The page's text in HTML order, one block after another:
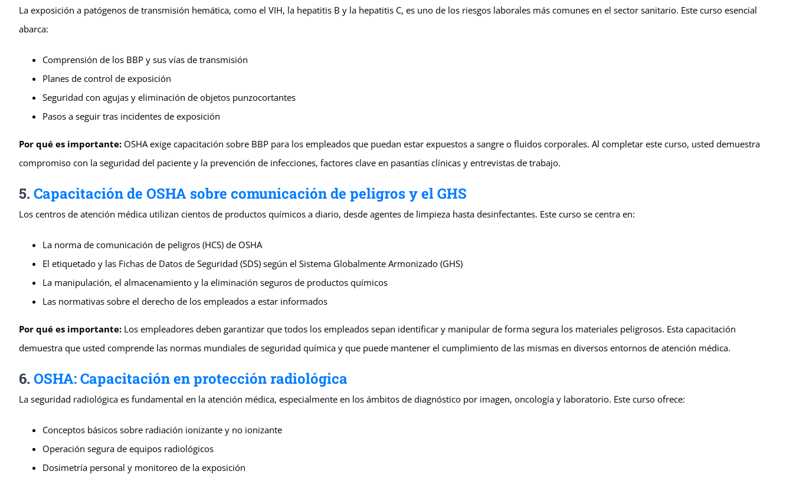
La exposición a patógenos de transmisión hemática, como el VIH, la hepatitis B y la hepatitis C, es uno de los riesgos laborales más comunes en el sector sanitario. Este curso esencial
abarca:
Comprensión de los BBP y sus vías de transmisión
Planes de control de exposición
Seguridad con agujas y eliminación de objetos punzocortantes
Pasos a seguir tras incidentes de exposición
Por qué es importante:OSHA exige capacitación sobre BBP para los empleados que puedan estar expuestos a sangre o fluidos corporales. Al completar este curso, usted demuestra
compromiso con la seguridad del paciente y la prevención de infecciones, factores clave en pasantías clínicas y entrevistas de trabajo.
5. Capacitación de OSHA sobre comunicación de peligros y el GHS
Los centros de atención médica utilizan cientos de productos químicos a diario, desde agentes de limpieza hasta desinfectantes. Este curso se centra en:
La norma de comunicación de peligros (HCS) de OSHA
El etiquetado y las Fichas de Datos de Seguridad (SDS) según el Sistema Globalmente Armonizado (GHS)
La manipulación, el almacenamiento y la eliminación seguros de productos químicos
Las normativas sobre el derecho de los empleados a estar informados
Por qué es importante:Los empleadores deben garantizar que todos los empleados sepan identificar y manipular de forma segura los materiales peligrosos. Esta capacitación
demuestra que usted comprende las normas mundiales de seguridad química y que puede mantener el cumplimiento de las mismas en diversos entornos de atención médica.
6. OSHA: Capacitación en protección radiológica
La seguridad radiológica es fundamental en la atención médica, especialmente en los ámbitos de diagnóstico por imagen, oncología y laboratorio. Este curso ofrece:
Conceptos básicos sobre radiación ionizante y no ionizante
Operación segura de equipos radiológicos
Dosimetría personal y monitoreo de la exposición